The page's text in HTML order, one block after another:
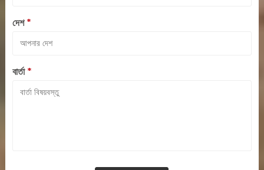
দেশ *
বার্তা *